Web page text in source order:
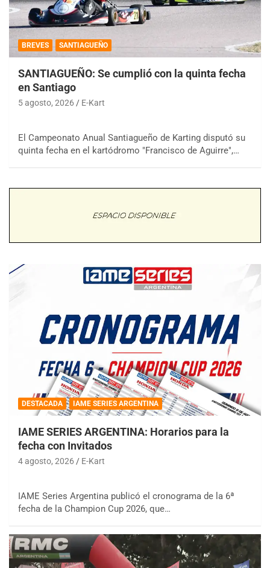
BREVES SANTIAGUEÑO
SANTIAGUEÑO: Se cumplió con la quinta fecha
en Santiago
5 agosto, 2026 E-Kart
El Campeonato Anual Santiagueño de Karting disputó su
quinta fecha en el kartódromo "Francisco de Aguirre",…
DESTACADA IAME SERIES ARGENTINA
IAME SERIES ARGENTINA: Horarios para la
fecha con Invitados
4 agosto, 2026 E-Kart
IAME Series Argentina publicó el cronograma de la 6ª
fecha de la Champion Cup 2026, que…